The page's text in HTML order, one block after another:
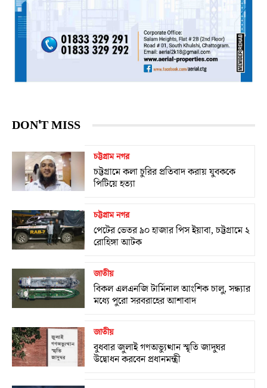
DON'T MISS
চট্টগ্রাম নগর
চট্টগ্রামে কলা চুরির প্রতিবাদ করায় যুবককে
পিটিয়ে হত্যা
চট্টগ্রাম নগর
পেটের ভেতর ৯০ হাজার পিস ইয়াবা, চট্টগ্রামে ২
রোহিঙ্গা আটক
জাতীয়
বিকল এলএনজি টার্মিনাল আংশিক চালু, সন্ধ্যার
মধ্যে পুরো সরবরাহের আশাবাদ
জাতীয়
বুধবার জুলাই গণঅভ্যুত্থান স্মৃতি জাদুঘর
উদ্বোধন করবেন প্রধানমন্ত্রী